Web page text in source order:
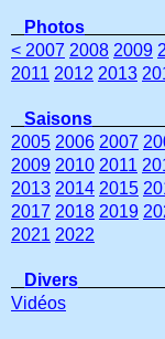
Photos
< 2007 2008 2009
2011 2012 2013
Saisons
2005 2006 2007
2009 2010 2011
2013 2014 2015
2017 2018 2019
2021 2022
Divers
Vidéos